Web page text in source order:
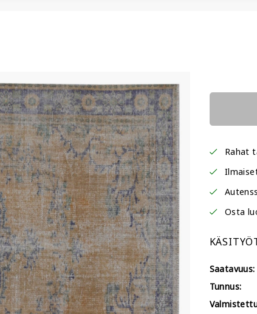
Rahat
Osta
Saatavuus:
Tunnus: